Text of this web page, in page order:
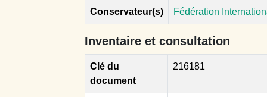
Conservateur(s) Fédération
Inventaire et consultation
Clé du
document
216181